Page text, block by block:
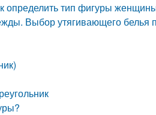
определить тип фигуры
Выбор утягивающего белья